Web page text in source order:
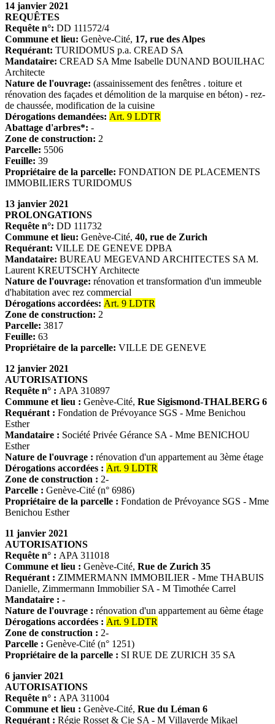
14 janvier 2021
REQUÊTES
Requête n°: DD 111572/4
Commune et lieu: Genève-Cité, 17, rue des Alpes
Requérant: TURIDOMUS p.a. CREAD SA
Mandataire: CREAD SA Mme Isabelle DUNAND BOUILHAC
Architecte
Nature de l'ouvrage: (assainissement des fenêtres . toiture et
rénovation des façades et démolition de la marquise en béton) - rez-
de chaussée, modification de la cuisine
Dérogations demandées: Art. 9 LDTR
Abattage d'arbres*: -
Zone de construction: 2
Parcelle: 5506
Feuille: 39
Propriétaire de la parcelle: FONDATION DE PLACEMENTS
IMMOBILIERS TURIDOMUS
13 janvier 2021
PROLONGATIONS
Requête n°: DD 111732
Commune et lieu: Genève-Cité, 40, rue de Zurich
Requérant: VILLE DE GENEVE DPBA
Mandataire: BUREAU MEGEVAND ARCHITECTES SA M.
Laurent KREUTSCHY Architecte
Nature de l'ouvrage: rénovation et transformation d'un immeuble
d'habitation avec rez commercial
Dérogations accordées: Art. 9 LDTR
Zone de construction: 2
Parcelle: 3817
Feuille: 63
Propriétaire de la parcelle: VILLE DE GENEVE
12 janvier 2021
AUTORISATIONS
Requête n° : APA 310897
Commune et lieu : Genève-Cité, Rue Sigismond-THALBERG 6
Requérant : Fondation de Prévoyance SGS - Mme Benichou
Esther
Mandataire : Société Privée Gérance SA - Mme BENICHOU
Esther
Nature de l'ouvrage : rénovation d'un appartement au 3ème étage
Dérogations accordées : Art. 9 LDTR
Zone de construction : 2-
Parcelle : Genève-Cité (n° 6986)
Propriétaire de la parcelle : Fondation de Prévoyance SGS - Mme
Benichou Esther
11 janvier 2021
AUTORISATIONS
Requête n° : APA 311018
Commune et lieu : Genève-Cité, Rue de Zurich 35
Requérant : ZIMMERMANN IMMOBILIER - Mme THABUIS
Danielle, Zimmermann Immobilier SA - M Timothée Carrel
Mandataire : -
Nature de l'ouvrage : rénovation d'un appartement au 6ème étage
Dérogations accordées : Art. 9 LDTR
Zone de construction : 2-
Parcelle : Genève-Cité (n° 1251)
Propriétaire de la parcelle : SI RUE DE ZURICH 35 SA
6 janvier 2021
AUTORISATIONS
Requête n° : APA 311004
Commune et lieu : Genève-Cité, Rue du Léman 6
Requérant : Régie Rosset & Cie SA - M Villaverde Mikael